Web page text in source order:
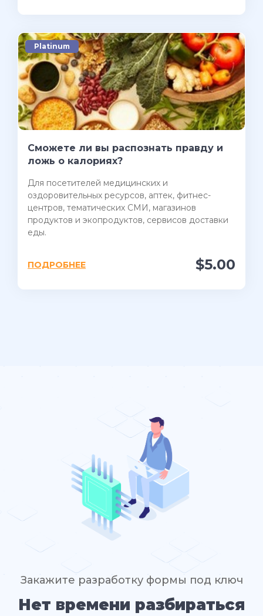
Platinum
Сможете ли вы распознать правду и
ложь о калориях?
Для посетителей медицинских и
оздоровительных ресурсов, аптек, фитнес-
центров, тематических СМИ, магазинов
продуктов и экопродуктов, сервисов доставки
еды.
$5.00
ПОДРОБНЕЕ
Закажите разработку формы под ключ
Нет времени разбираться